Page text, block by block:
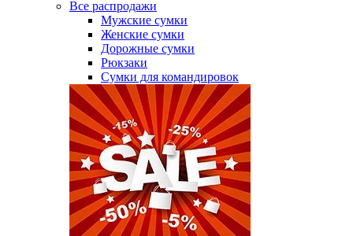
Все распродажи
Мужские сумки
Женские сумки
Дорожные сумки
Рюкзаки
Сумки для командировок